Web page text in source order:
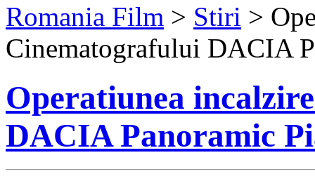
Romania Film > Stiri >
Cinematografului DACIA
Operatiunea
DACIA Panoramic